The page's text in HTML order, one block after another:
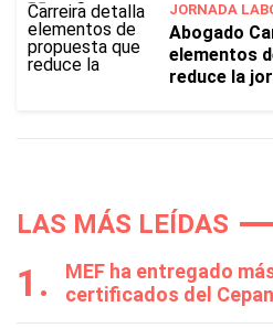
JORNADA
Abogado
elementos
reduce la
LAS MÁS LEÍDAS
MEF ha entregado
certificados del